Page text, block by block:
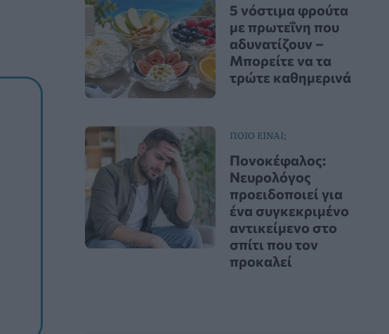
5 νόστιμα φρούτα
με πρωτεΐνη που
αδυνατίζουν –
Μπορείτε να τα
τρώτε καθημερινά
ΠΟΙΟ ΕΙΝΑΙ;
Πονοκέφαλος:
Νευρολόγος
προειδοποιεί για
ένα συγκεκριμένο
αντικείμενο στο
σπίτι που τον
προκαλεί